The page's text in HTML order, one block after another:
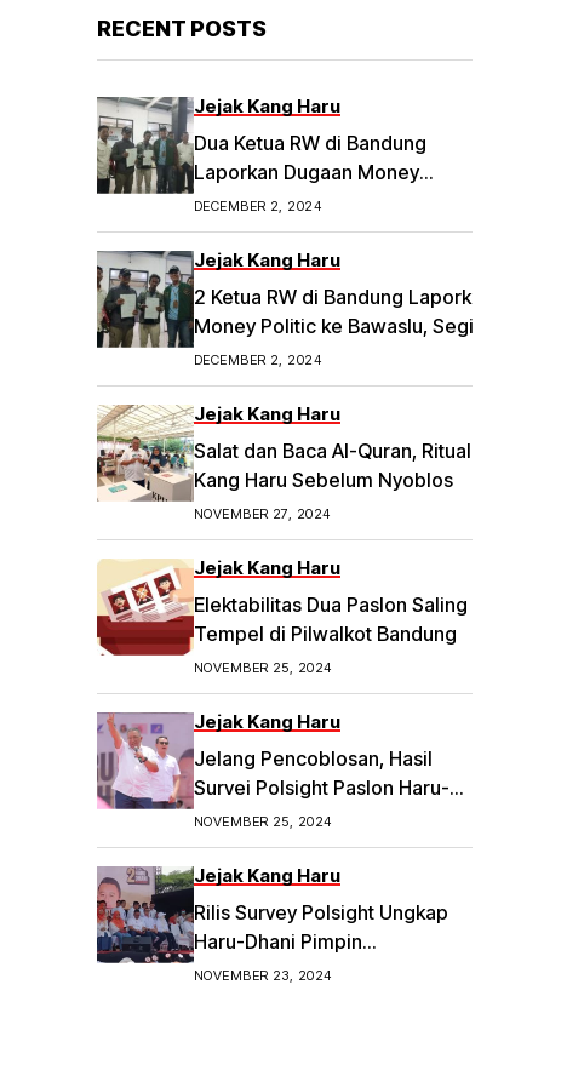
RECENT POSTS
Jejak Kang Haru
Dua Ketua RW di Bandung
Laporkan Dugaan Money
Politik
DECEMBER 2, 2024
Jejak Kang Haru
2 Ketua RW di Bandung Laporkan Dugaan
Money Politic ke Bawaslu, Segini
Nominalnya Artikel ini telah tayang di
Tribunpriangan.com dengan judul 2
Ketua RW di Bandung Laporkan Dugaan
Money Politic ke Bawaslu, Segini
Nominalnya,
30/2-ketua-rw-di-bandung-laporkan-
dugaan-money-politic-ke-bawaslu-
DECEMBER 2, 2024
Jejak Kang Haru
Salat dan Baca Al-Quran, Ritual
Kang Haru Sebelum Nyoblos
NOVEMBER 27, 2024
Jejak Kang Haru
Elektabilitas Dua Paslon Saling
Tempel di Pilwalkot Bandung
NOVEMBER 25, 2024
Jejak Kang Haru
Jelang Pencoblosan, Hasil
Survei Polsight Paslon Haru-
Dhani Meroket di Pilwakot
Bandung
NOVEMBER 25, 2024
Jejak Kang Haru
Rilis Survey Polsight Ungkap
Haru-Dhani Pimpin
Elektabilitas Tertinggi di
NOVEMBER 23, 2024